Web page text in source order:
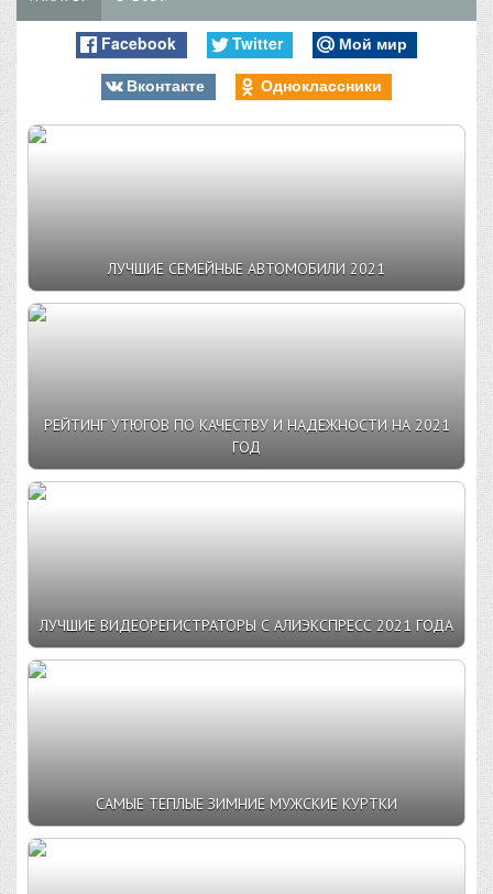
Facebook Twitter
Мой мир
Вконтакте
Одноклассники
ЛУЧШИЕ СЕМЕЙНЫЕ АВТОМОБИЛИ 2021
РЕЙТИНГ УТЮГОВ ПО КАЧЕСТВУ И НАДЕЖНОСТИ НА 2021
ГОД
ЛУЧШИЕ ВИДЕОРЕГИСТРАТОРЫ С АЛИЭКСПРЕСС 2021 ГОДА
САМЫЕ ТЕПЛЫЕ ЗИМНИЕ МУЖСКИЕ КУРТКИ